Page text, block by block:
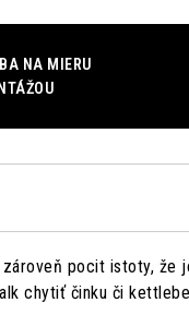
NA MIERU
pocit istoty, že
chytiť činku či